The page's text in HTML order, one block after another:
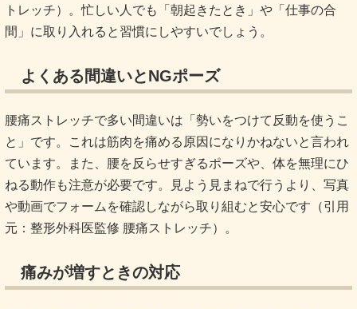
トレッチ）。忙しい人でも「朝起きたとき」や「仕事の合
間」に取り入れると習慣にしやすいでしょう。
よくある間違いとNGポーズ
腰痛ストレッチで多い間違いは「勢いをつけて反動を使うこ
と」です。これは筋肉を痛める原因になりかねないと言われ
ています。また、腰を反らせすぎるポーズや、体を無理にひ
ねる動作も注意が必要です。見よう見まねで行うより、写真
や動画でフォームを確認しながら取り組むと安心です（引用
元： 整形外科医監修 腰痛ストレッチ）。
痛みが増すときの対応